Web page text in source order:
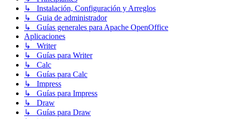
↳ Instalación, Configuración y Arreglos
↳ Guia de administrador
↳ Guías generales para Apache OpenOffice
Aplicaciones
↳ Writer
↳ Guías para Writer
↳ Calc
↳ Guías para Calc
↳ Impress
↳ Guías para Impress
↳ Draw
↳ Guías para Draw